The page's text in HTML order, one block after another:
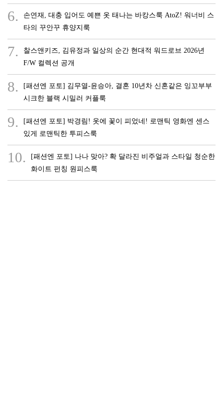
6.
손연재, 대충 입어도 예쁜 옷 태나는 바캉스룩 AtoZ! 워너비 스
타의 꾸안꾸 휴양지룩
7.
찰스앤키즈, 김유정과 일상의 순간 현대적 워드로브 2026년
F/W 컬렉션 공개
8.
[패션엔 포토] 김무열-윤승아, 결혼 10년차 신혼같은 잉꼬부부
시크한 블랙 시밀러 커플룩
9.
[패션엔 포토] 박경림! 옷에 꽃이 피었네! 로맨틱 영화엔 센스
있게 로맨틱한 투피스룩
10.
[패션엔 포토] 나나 맞아? 확 달라진 비주얼과 스타일 청순한
화이트 펀칭 원피스룩